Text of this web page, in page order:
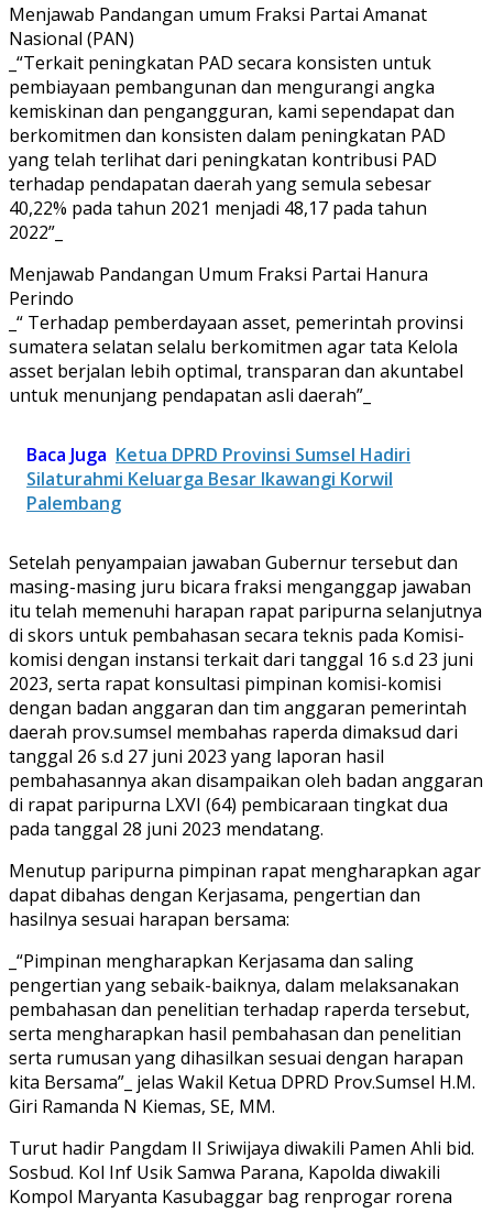
Menjawab Pandangan umum Fraksi Partai Amanat
Nasional (PAN)
_“Terkait peningkatan PAD secara konsisten untuk
pembiayaan pembangunan dan mengurangi angka
kemiskinan dan pengangguran, kami sependapat dan
berkomitmen dan konsisten dalam peningkatan PAD
yang telah terlihat dari peningkatan kontribusi PAD
terhadap pendapatan daerah yang semula sebesar
40,22% pada tahun 2021 menjadi 48,17 pada tahun
2022”_
Menjawab Pandangan Umum Fraksi Partai Hanura
Perindo
_“ Terhadap pemberdayaan asset, pemerintah provinsi
sumatera selatan selalu berkomitmen agar tata Kelola
asset berjalan lebih optimal, transparan dan akuntabel
untuk menunjang pendapatan asli daerah”_
Baca Juga Ketua DPRD Provinsi Sumsel Hadiri
Silaturahmi Keluarga Besar Ikawangi Korwil
Palembang
Setelah penyampaian jawaban Gubernur tersebut dan
masing-masing juru bicara fraksi menganggap jawaban
itu telah memenuhi harapan rapat paripurna selanjutnya
di skors untuk pembahasan secara teknis pada Komisi-
komisi dengan instansi terkait dari tanggal 16 s.d 23 juni
2023, serta rapat konsultasi pimpinan komisi-komisi
dengan badan anggaran dan tim anggaran pemerintah
daerah prov.sumsel membahas raperda dimaksud dari
tanggal 26 s.d 27 juni 2023 yang laporan hasil
pembahasannya akan disampaikan oleh badan anggaran
di rapat paripurna LXVI (64) pembicaraan tingkat dua
pada tanggal 28 juni 2023 mendatang.
Menutup paripurna pimpinan rapat mengharapkan agar
dapat dibahas dengan Kerjasama, pengertian dan
hasilnya sesuai harapan bersama:
_“Pimpinan mengharapkan Kerjasama dan saling
pengertian yang sebaik-baiknya, dalam melaksanakan
pembahasan dan penelitian terhadap raperda tersebut,
serta mengharapkan hasil pembahasan dan penelitian
serta rumusan yang dihasilkan sesuai dengan harapan
kita Bersama”_ jelas Wakil Ketua DPRD Prov.Sumsel H.M.
Giri Ramanda N Kiemas, SE, MM.
Turut hadir Pangdam II Sriwijaya diwakili Pamen Ahli bid.
Sosbud. Kol Inf Usik Samwa Parana, Kapolda diwakili
Kompol Maryanta Kasubaggar bag renprogar rorena